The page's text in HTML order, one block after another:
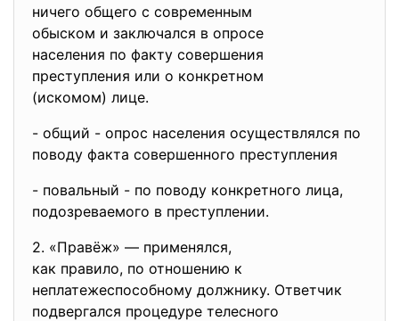
ничего общего с современным
обыском и заключался в опросе
населения по факту совершения
преступления или о конкретном
(искомом) лице.
- общий - опрос населения осуществлялся по
поводу факта совершенного преступления
- повальный - по поводу конкретного лица,
подозреваемого в преступлении.
2. «Правёж» — применялся,
как правило, по отношению к
неплатежеспособному должнику. Ответчик
подвергался процедуре телесного